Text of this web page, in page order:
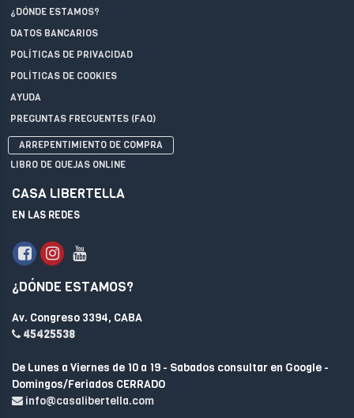
¿DÓNDE ESTAMOS?
DATOS BANCARIOS
POLÍTICAS DE PRIVACIDAD
POLÍTICAS DE COOKIES
AYUDA
PREGUNTAS FRECUENTES (FAQ)
ARREPENTIMIENTO DE COMPRA
LIBRO DE QUEJAS ONLINE
CASA LIBERTELLA
EN LAS REDES
¿DÓNDE ESTAMOS?
Av. Congreso 3394, CABA
45425538
De Lunes a Viernes de 10 a 19 - Sabados consultar en Google -
Domingos/Feriados CERRADO
info@casalibertella.com